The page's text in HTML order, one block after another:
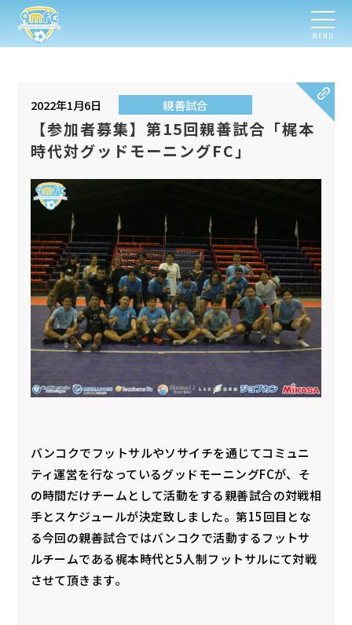
MENU
2022年1月6日 親善試合
【参加者募集】第15回親善試合「梶本
時代対グッドモーニングFC」
バンコクでフットサルやソサイチを通じてコミュニ
ティ運営を行なっているグッドモーニングFCが、そ
の時間だけチームとして活動をする親善試合の対戦相
手とスケジュールが決定致しました。第15回目とな
る今回の親善試合ではバンコクで活動するフットサ
ルチームである梶本時代と5人制フットサルにて対戦
させて頂きます。